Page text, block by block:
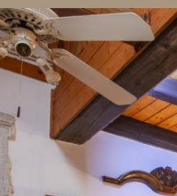
galériás, 2 szobás)